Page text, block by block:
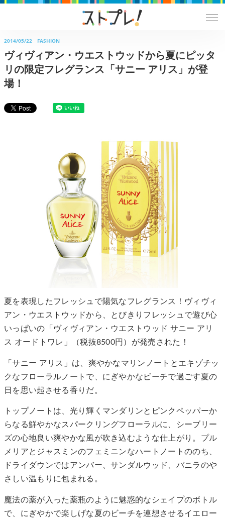
2014/05/22 FASHION
ヴィヴィアン・ウエストウッドから夏にピッタ
リの限定フレグランス「サニー アリス」が登
場！
夏を表現したフレッシュで陽気なフレグランス！ヴィヴィ
アン・ウエストウッドから、とびきりフレッシュで遊び心
いっぱいの「ヴィヴィアン・ウエストウッド サニー アリ
ス オードトワレ」（税抜8500円）が発売された！
「サニー アリス」は、爽やかなマリンノートとエキゾチッ
クなフローラルノートで、にぎやかなビーチで過ごす夏の
日を思い起させる香りだ。
トップノートは、光り輝くマンダリンとピンクペッパーか
らなる鮮やかなスパークリングフローラルに、シーブリー
ズの心地良い爽やかな風が吹き込むような仕上がり。プル
メリアとジャスミンのフェミニンなハートノートののち、
ドライダウンではアンバー、サンダルウッド、バニラのや
さしい温もりに包まれる。
魔法の薬が入った薬瓶のように魅惑的なシェイプのボトル
で、にぎやかで楽しげな夏のビーチを連想させるイエロー